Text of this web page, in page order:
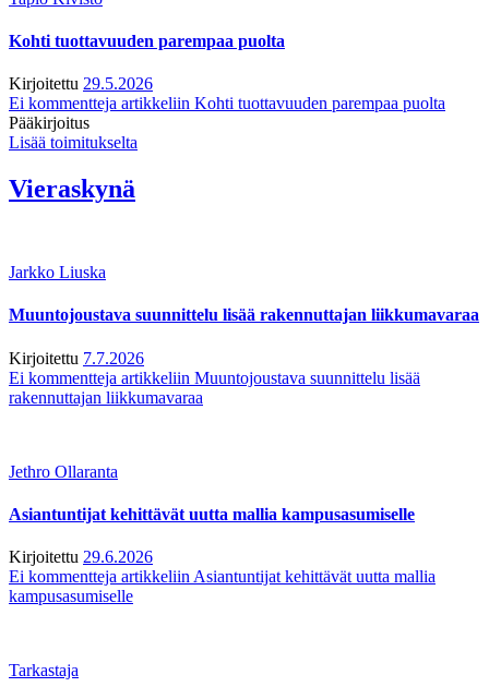
Kohti tuottavuuden parempaa puolta
Kirjoitettu 29.5.2026
Ei kommentteja artikkeliin Kohti tuottavuuden parempaa puolta
Pääkirjoitus
Lisää toimitukselta
Vieraskynä
Jarkko Liuska
Muuntojoustava suunnittelu lisää rakennuttajan liikkumavaraa
Kirjoitettu 7.7.2026
Ei kommentteja artikkeliin Muuntojoustava suunnittelu lisää
rakennuttajan liikkumavaraa
Jethro Ollaranta
Asiantuntijat kehittävät uutta mallia kampusasumiselle
Kirjoitettu 29.6.2026
Ei kommentteja artikkeliin Asiantuntijat kehittävät uutta mallia
kampusasumiselle
Tarkastaja